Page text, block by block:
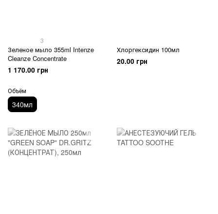
3
Зеленое мыло 355ml Intenze
Cleanze Concentrate
1 170.00 грн
Объём
340мл
Хлоргексидин 100мл
20.00 грн